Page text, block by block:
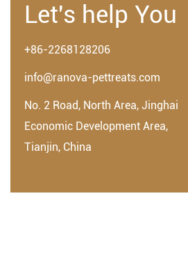
Let's help You
+86-2268128206
info@ranova-pettreats.com
No. 2 Road, North Area, Jinghai
Economic Development Area,
Tianjin, China